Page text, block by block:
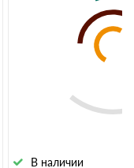
В наличии